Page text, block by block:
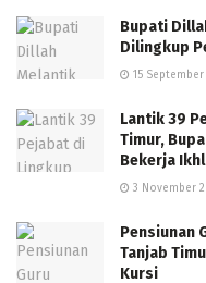
Bupati
Dilingkup
15 September
Lantik 39
Timur,
Bekerja
3 November
Pensiunan
Tanjab
Kursi